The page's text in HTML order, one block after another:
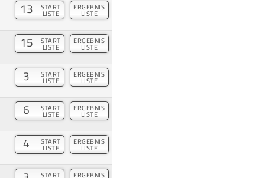
13 START
LISTE
ERGEBNIS
LISTE
15 START
LISTE
ERGEBNIS
LISTE
3 START
LISTE
ERGEBNIS
LISTE
6 START
LISTE
ERGEBNIS
LISTE
4 START
LISTE
ERGEBNIS
LISTE
START ERGEBNIS